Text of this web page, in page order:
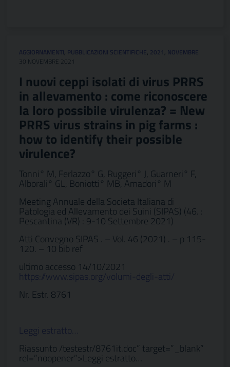
AGGIORNAMENTI, PUBBLICAZIONI SCIENTIFICHE, 2021 , NOVEMBRE
30 NOVEMBRE 2021
I nuovi ceppi isolati di virus PRRS
in allevamento : come riconoscere
la loro possibile virulenza? = New
PRRS virus strains in pig farms :
how to identify their possible
virulence?
Tonni° M, Ferlazzo° G, Ruggeri° J, Guarneri° F,
Alborali° GL, Boniotti° MB, Amadori° M
Meeting Annuale della Societa Italiana di
Patologia ed Allevamento dei Suini (SIPAS) (46. :
Pescantina (VR) : 9-10 Settembre 2021)
Atti Convegno SIPAS . – Vol. 46 (2021) . – p 115-
120. – 10 bib ref
ultimo accesso 14/10/2021
https://www.sipas.org/volumi-degli-atti/
Nr. Estr. 8761
Leggi estratto…
Riassunto /testestr/8761it.doc” target=”_blank”
rel=”noopener”>Leggi estratto…